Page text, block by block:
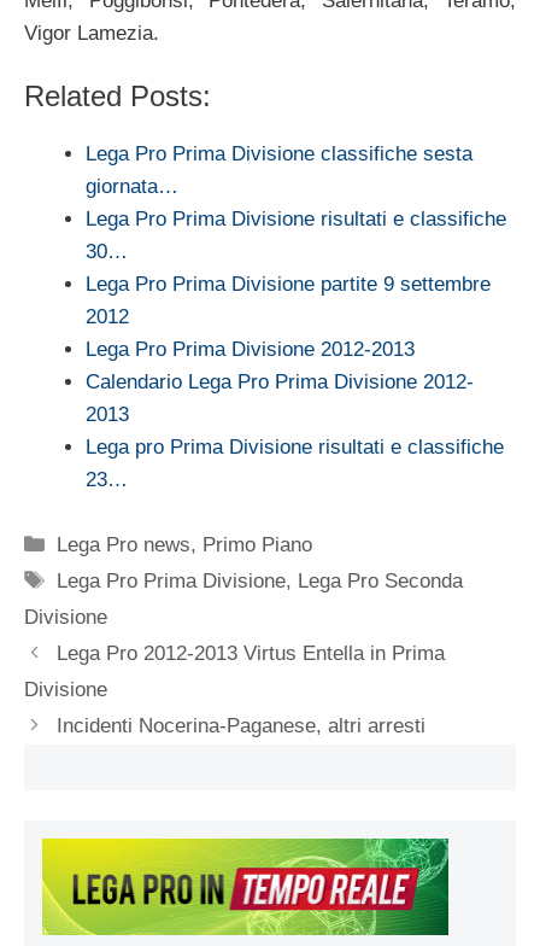
Vigor Lamezia.
Related Posts:
Lega Pro Prima Divisione classifiche sesta
giornata…
Lega Pro Prima Divisione risultati e classifiche
30…
Lega Pro Prima Divisione partite 9 settembre
2012
Lega Pro Prima Divisione 2012-2013
Calendario Lega Pro Prima Divisione 2012-
2013
Lega pro Prima Divisione risultati e classifiche
23…
Categorie
Lega Pro news, Primo Piano
Tag
Lega Pro Prima Divisione, Lega Pro Seconda
Divisione
Lega Pro 2012-2013 Virtus Entella in Prima
Divisione
Incidenti Nocerina-Paganese, altri arresti